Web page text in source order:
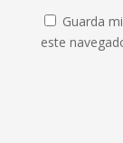
Guarda
este